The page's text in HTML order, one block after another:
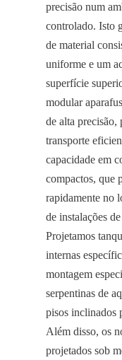
precisão num
controlado. Isto
de material
uniforme e um
superfície
modular
de alta precisão,
transporte
capacidade em
compactos, que
rapidamente no
de instalações
Projetamos
internas
montagem
serpentinas de
pisos inclinados
Além disso, os
projetados sob